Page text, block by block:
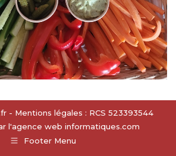
- Mentions légales : RCS 523393544
l'agence web informatiques.com
Footer Menu